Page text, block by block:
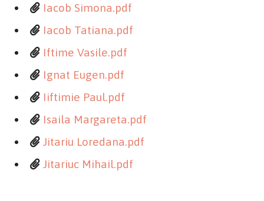
Iacob Simona.pdf
Iacob Tatiana.pdf
Iftime Vasile.pdf
Ignat Eugen.pdf
Iiftimie Paul.pdf
Isaila Margareta.pdf
Jitariu Loredana.pdf
Jitariuc Mihail.pdf